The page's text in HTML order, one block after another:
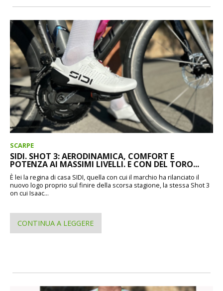
SCARPE
SIDI. SHOT 3: AERODINAMICA, COMFORT E
POTENZA AI MASSIMI LIVELLI. E CON DEL TORO...
È lei la regina di casa SIDI, quella con cui il marchio ha rilanciato il
nuovo logo proprio sul finire della scorsa stagione, la stessa Shot 3
on cui Isaac...
CONTINUA A LEGGERE